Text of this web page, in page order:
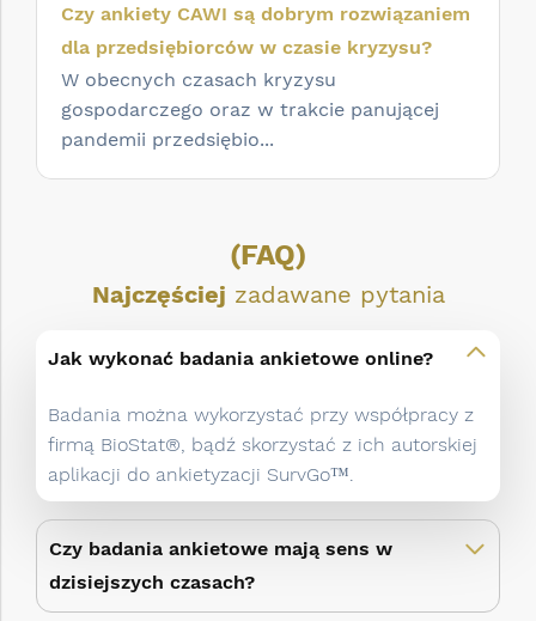
Czy ankiety CAWI są dobrym rozwiązaniem
dla przedsiębiorców w czasie kryzysu?
W obecnych czasach kryzysu
gospodarczego oraz w trakcie panującej
pandemii przedsiębio...
(FAQ)
Najczęściej zadawane pytania
Jak wykonać badania ankietowe online?
Badania można wykorzystać przy współpracy z
firmą BioStat®, bądź skorzystać z ich autorskiej
aplikacji do ankietyzacji SurvGo™.
Czy badania ankietowe mają sens w
dzisiejszych czasach?